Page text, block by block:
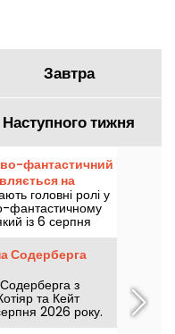
Завтра
Наступного тижня
фантастичний
на
головні ролі у
фантастичному
із 6 серпня
Netflix.
Содерберга
з
та Кейт
2026 року.